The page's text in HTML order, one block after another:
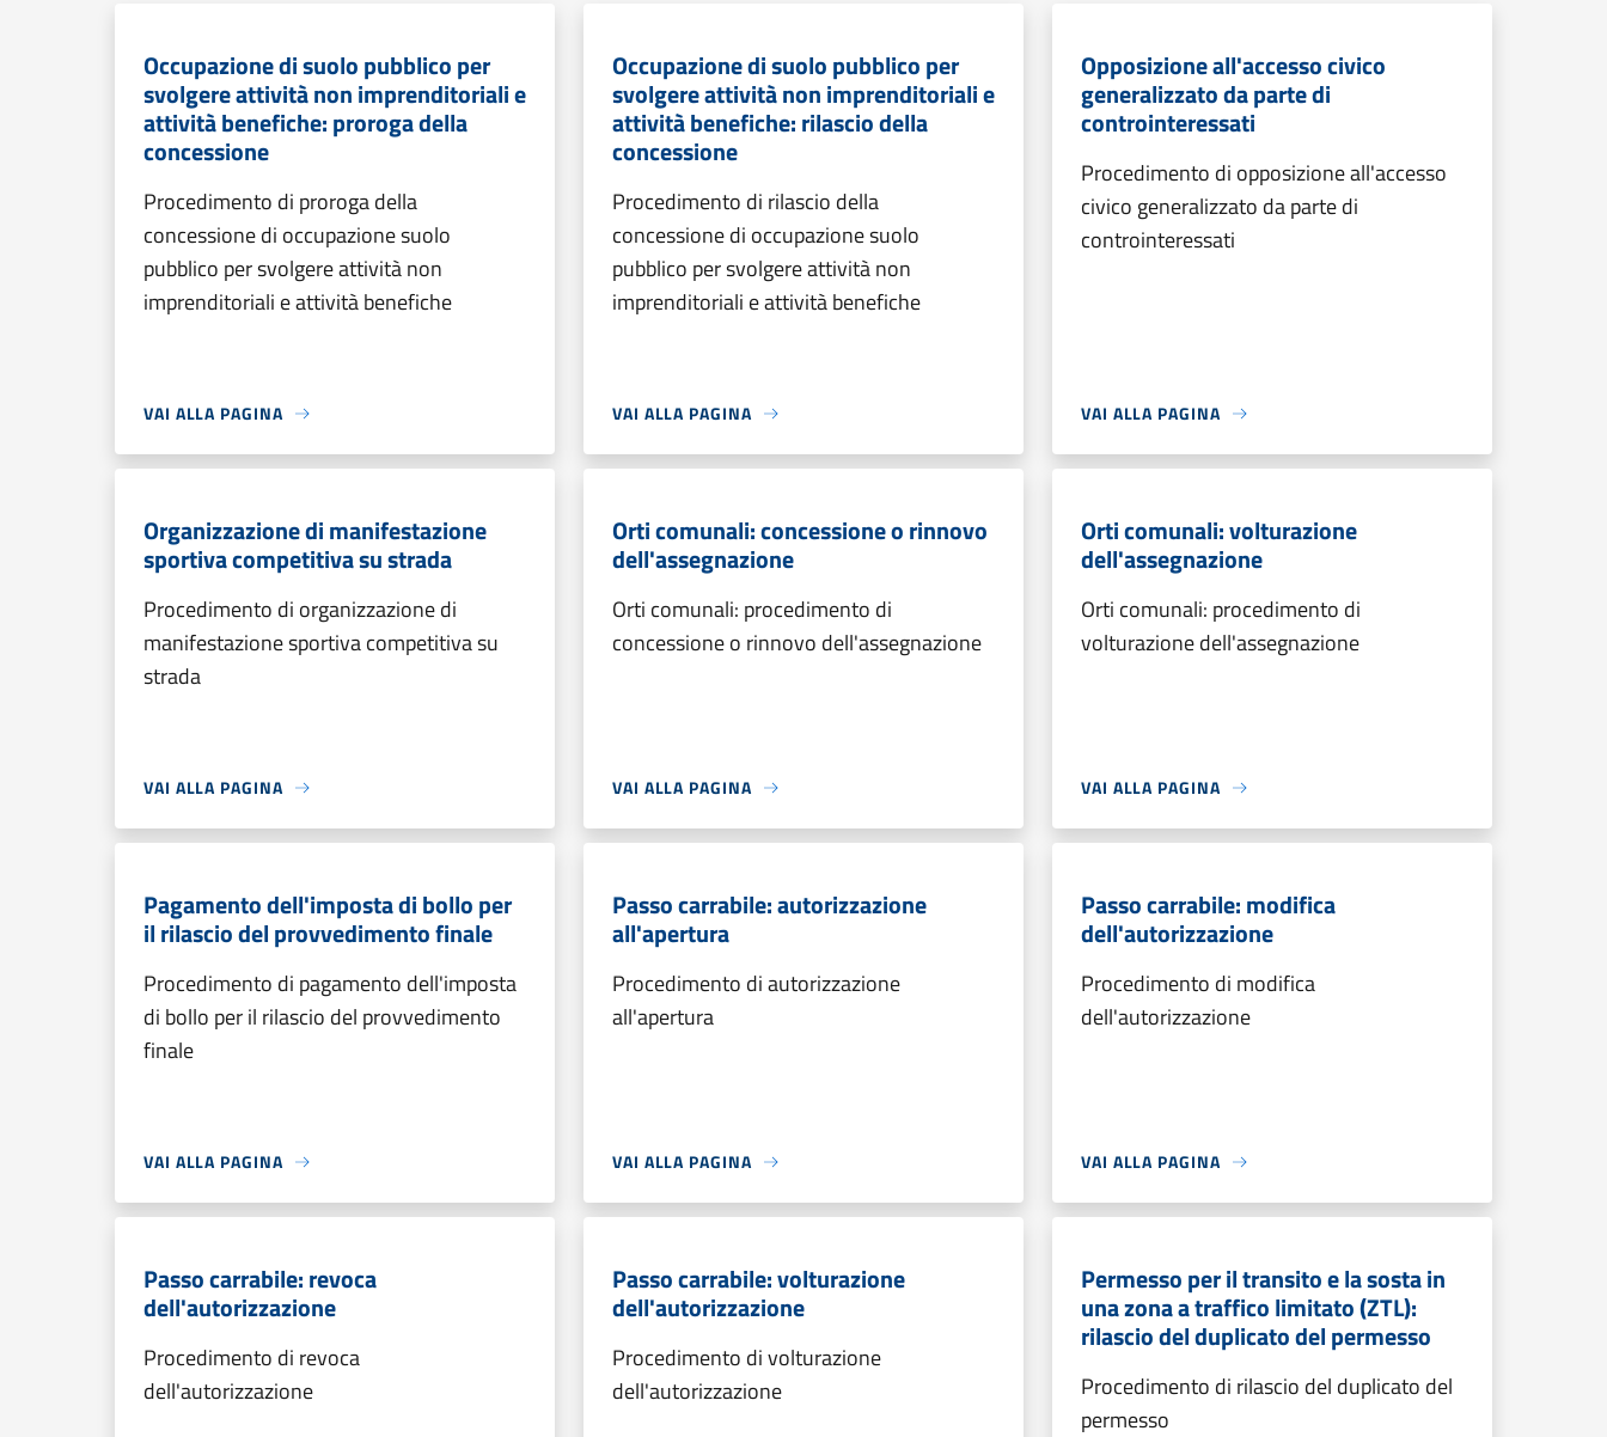
Occupazione di suolo pubblico per
svolgere attività non imprenditoriali e
attività benefiche: proroga della
concessione
Procedimento di proroga della
concessione di occupazione suolo
pubblico per svolgere attività non
imprenditoriali e attività benefiche
VAI ALLA PAGINA
Occupazione di suolo pubblico per
svolgere attività non imprenditoriali e
attività benefiche: rilascio della
concessione
Procedimento di rilascio della
concessione di occupazione suolo
pubblico per svolgere attività non
imprenditoriali e attività benefiche
VAI ALLA PAGINA
Opposizione all'accesso civico
generalizzato da parte di
controinteressati
Procedimento di opposizione all'accesso
civico generalizzato da parte di
controinteressati
VAI ALLA PAGINA
Organizzazione di manifestazione
sportiva competitiva su strada
Procedimento di organizzazione di
manifestazione sportiva competitiva su
strada
VAI ALLA PAGINA
Orti comunali: concessione o rinnovo
dell'assegnazione
Orti comunali: procedimento di
concessione o rinnovo dell'assegnazione
VAI ALLA PAGINA
Orti comunali: volturazione
dell'assegnazione
Orti comunali: procedimento di
volturazione dell'assegnazione
VAI ALLA PAGINA
Pagamento dell'imposta di bollo per
il rilascio del provvedimento finale
Procedimento di pagamento dell'imposta
di bollo per il rilascio del provvedimento
finale
VAI ALLA PAGINA
Passo carrabile: autorizzazione
all'apertura
Procedimento di autorizzazione
all'apertura
VAI ALLA PAGINA
Passo carrabile: modifica
dell'autorizzazione
Procedimento di modifica
dell'autorizzazione
VAI ALLA PAGINA
Passo carrabile: revoca
dell'autorizzazione
Procedimento di revoca
dell'autorizzazione
Passo carrabile: volturazione
dell'autorizzazione
Procedimento di volturazione
dell'autorizzazione
Permesso per il transito e la sosta in
una zona a traffico limitato (ZTL):
rilascio del duplicato del permesso
Procedimento di rilascio del duplicato del
permesso